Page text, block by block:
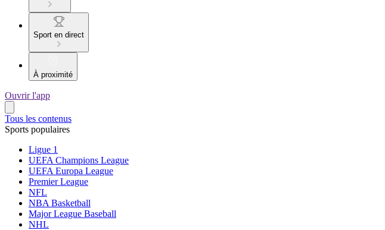
Sport en direct
À proximité
Ouvrir l'app
Tous les contenus
Sports populaires
Ligue 1
UEFA Champions League
UEFA Europa League
Premier League
NFL
NBA Basketball
Major League Baseball
NHL